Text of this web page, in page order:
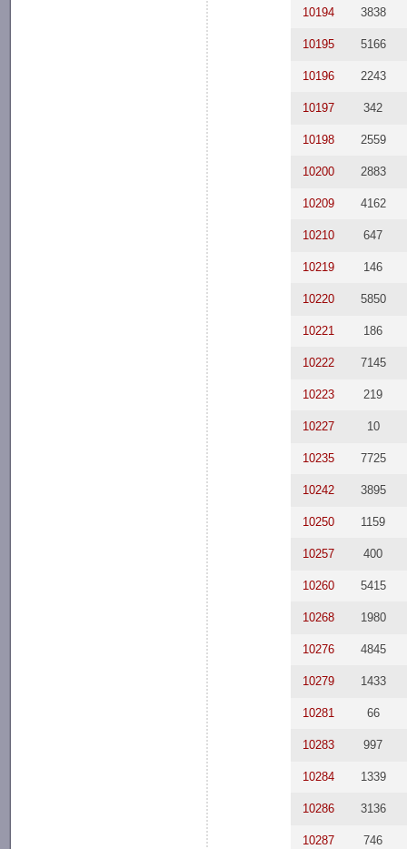
10194 3838
10195 5166
10196 2243
10197 342
10198 2559
10200 2883
10209 4162
10210 647
10219 146
10220 5850
10221 186
10222 7145
10223 219
10227 10
10235 7725
10242 3895
10250 1159
10257 400
10260 5415
10268 1980
10276 4845
10279 1433
10281 66
10283 997
10284 1339
10286 3136
10287 746